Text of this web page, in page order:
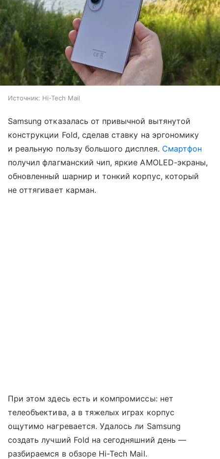
Источник: Hi-Tech Mail
Samsung отказалась от привычной вытянутой
конструкции Fold, сделав ставку на эргономику
и реальную пользу большого дисплея. Смартфон
получил флагманский чип, яркие AMOLED-экраны,
обновленный шарнир и тонкий корпус, который
не оттягивает карман.
При этом здесь есть и компромиссы: нет
телеобъектива, а в тяжелых играх корпус
ощутимо нагревается. Удалось ли Samsung
создать лучший Fold на сегодняшний день —
разбираемся в обзоре Hi-Tech Mail.